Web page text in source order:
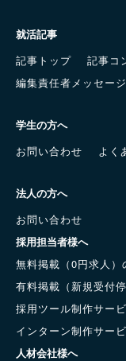
就活記事
記事トップ
記事コ
編集責任者メッセージ
学生の方へ
お問い合わせ
よく
法人の方へ
お問い合わせ
採用担当者様へ
無料掲載（0円求人）
有料掲載（新規受付
採用ツール制作サー
インターン制作サー
人材会社様へ